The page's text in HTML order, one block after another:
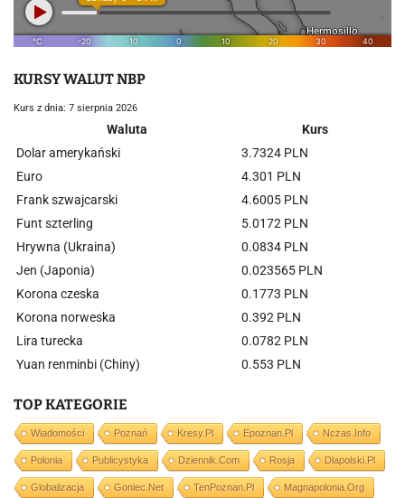
KURSY WALUT NBP
Kurs z dnia: 7 sierpnia 2026
Waluta
Kurs
Dolar amerykański
3.7324 PLN
Euro
4.301 PLN
Frank szwajcarski
4.6005 PLN
Funt szterling
5.0172 PLN
Hrywna (Ukraina)
0.0834 PLN
Jen (Japonia)
0.023565 PLN
Korona czeska
0.1773 PLN
Korona norweska
0.392 PLN
Lira turecka
0.0782 PLN
Yuan renminbi (Chiny)
0.553 PLN
TOP KATEGORIE
Wiadomości Poznań Kresy.pl Epoznan.pl Nczas.info
Polonia Publicystyka Dziennik.com Rosja Dlapolski.pl
Globalizacja Goniec.net TenPoznan.pl Magnapolonia.org